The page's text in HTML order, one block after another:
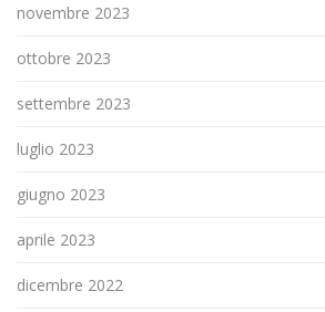
novembre 2023
ottobre 2023
settembre 2023
luglio 2023
giugno 2023
aprile 2023
dicembre 2022